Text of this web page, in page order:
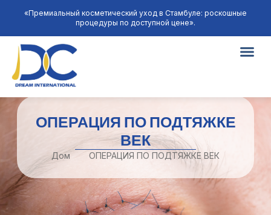
«Премиальный косметический уход в Стамбуле: роскошные
процедуры по доступной цене».
ОПЕРАЦИЯ ПО ПОДТЯЖКЕ
ВЕК
Дом ОПЕРАЦИЯ ПО ПОДТЯЖКЕ ВЕК